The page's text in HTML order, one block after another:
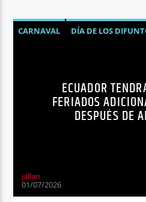
CARNAVAL
DÍA DE LOS
ECUADOR
FERIADOS
DESPUÉS DE
jallan
01/07/2026